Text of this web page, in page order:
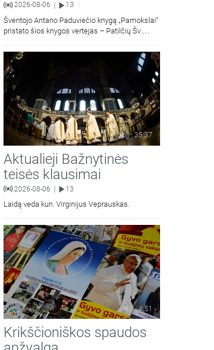
2026-08-06 13
Šventojo Antano Paduviečio knygą „Pamokslai“
pristato šios knygos vertėjas – Patilčių Šv.
moralinės teologijos dr. Algirdas Petras
35:37
Aktualieji Bažnytinės
teisės klausimai
2026-08-06 13
Laidą veda kun. Virginijus Veprauskas.
4:51
Krikščioniškos spaudos